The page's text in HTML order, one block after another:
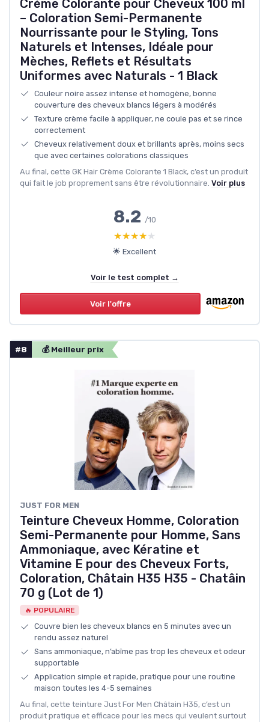
Crème Colorante pour Cheveux 100 ml
– Coloration Semi-Permanente
Nourrissante pour le Styling, Tons
Naturels et Intenses, Idéale pour
Mèches, Reflets et Résultats
Uniformes avec Naturals - 1 Black
Couleur noire assez intense et homogène, bonne
couverture des cheveux blancs légers à modérés
Texture crème facile à appliquer, ne coule pas et se rince
correctement
Cheveux relativement doux et brillants après, moins secs
que avec certaines colorations classiques
Au final, cette GK Hair Crème Colorante 1 Black, c’est un produit
qui fait le job proprement sans être révolutionnaire. Voir plus
8.2 /10
★★★★★
★★★★★
🌟 Excellent
Voir le test complet →
Voir l'offre
#8 💰 Meilleur prix
JUST FOR MEN
Teinture Cheveux Homme, Coloration
Semi-Permanente pour Homme, Sans
Ammoniaque, avec Kératine et
Vitamine E pour des Cheveux Forts,
Coloration, Châtain H35 H35 - Chatâin
70 g (Lot de 1)
🔥 POPULAIRE
Couvre bien les cheveux blancs en 5 minutes avec un
rendu assez naturel
Sans ammoniaque, n’abîme pas trop les cheveux et odeur
supportable
Application simple et rapide, pratique pour une routine
maison toutes les 4-5 semaines
Au final, cette teinture Just For Men Châtain H35, c’est un
produit pratique et efficace pour les mecs qui veulent surtout